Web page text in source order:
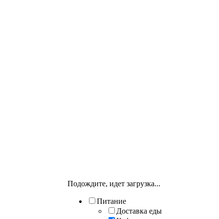
Подождите, идет загрузка...
Питание
Доставка еды